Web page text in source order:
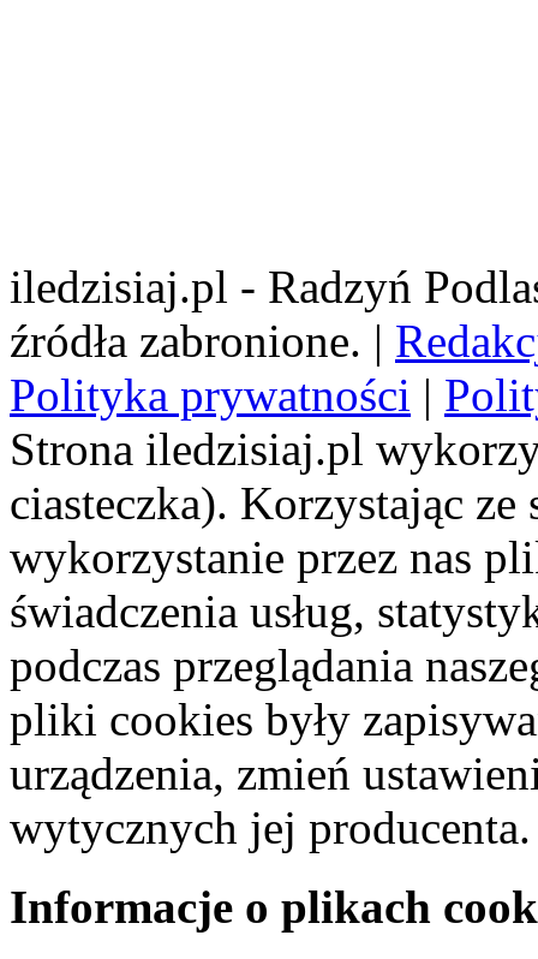
iledzisiaj.pl - Radzyń
źródła zabronione. |
Polityka prywatności |
Strona iledzisiaj.pl
ciasteczka). Korzystając
wykorzystanie przez nas
świadczenia usług,
podczas przeglądania
pliki cookies były
urządzenia, zmień
wytycznych jej producenta.
Informacje o plikach